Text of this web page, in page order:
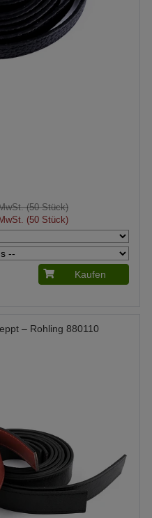
(50 Stück)
(50 Stück)
Kaufen
– Rohling 880110